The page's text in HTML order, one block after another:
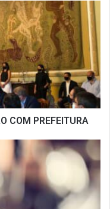
COM PREFEITURA